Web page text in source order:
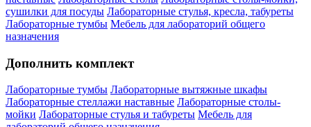
сушилки для посуды Лабораторные стулья, кресла, табуреты
Лабораторные тумбы Мебель для лабораторий общего
назначения
Дополнить комплект
Лабораторные тумбы Лабораторные вытяжные шкафы
Лабораторные стеллажи наставные Лабораторные столы-
мойки Лабораторные стулья и табуреты Мебель для